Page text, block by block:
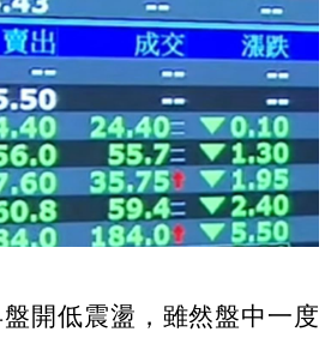
開低震盪，雖然盤中一度